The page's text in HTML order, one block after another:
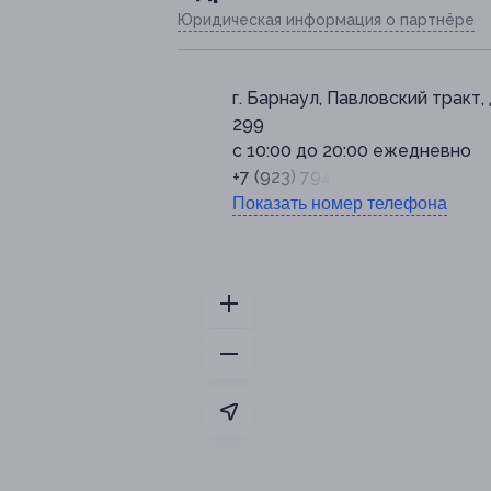
Юридическая информация о партнёре
г. Барнаул, Павловский тракт,
299
с 10:00 до 20:00 ежедневно
+7 (923) 794-15-59
Показать номер телефона